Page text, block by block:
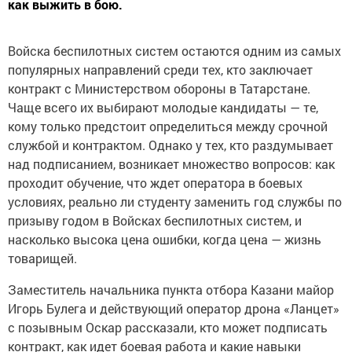
как выжить в бою.
Войска беспилотных систем остаются одним из самых
популярных направлений среди тех, кто заключает
контракт с Министерством обороны в Татарстане.
Чаще всего их выбирают молодые кандидаты — те,
кому только предстоит определиться между срочной
службой и контрактом. Однако у тех, кто раздумывает
над подписанием, возникает множество вопросов: как
проходит обучение, что ждет оператора в боевых
условиях, реально ли студенту заменить год службы по
призыву годом в Войсках беспилотных систем, и
насколько высока цена ошибки, когда цена — жизнь
товарищей.
Заместитель начальника пункта отбора Казани майор
Игорь Булега и действующий оператор дрона «Ланцет»
с позывным Оскар рассказали, кто может подписать
контракт, как идет боевая работа и какие навыки